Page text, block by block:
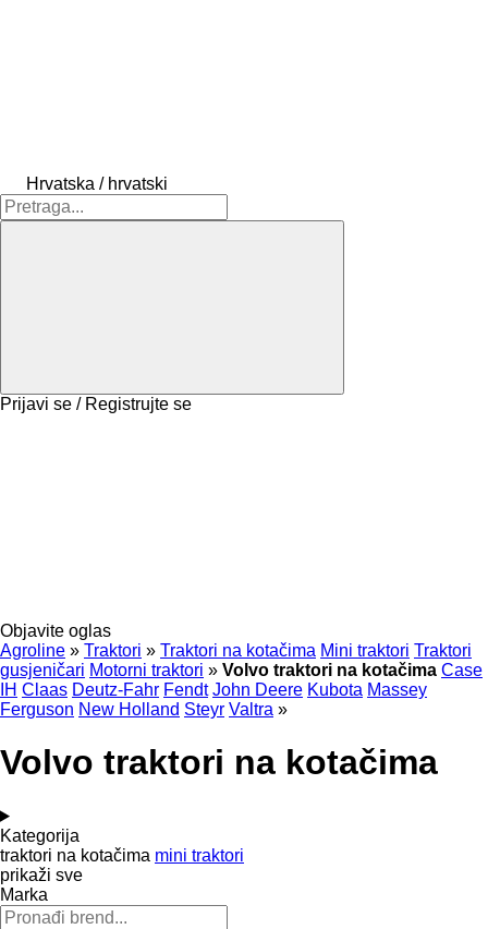
Hrvatska / hrvatski
Prijavi se / Registrujte se
Objavite oglas
Agroline » Traktori » Traktori na kotačima Mini traktori Traktori
gusjeničari Motorni traktori » Volvo traktori na kotačima Case
IH Claas Deutz-Fahr Fendt John Deere Kubota Massey
Ferguson New Holland Steyr Valtra »
Volvo traktori na kotačima
Kategorija
traktori na kotačima mini traktori
prikaži sve
Marka